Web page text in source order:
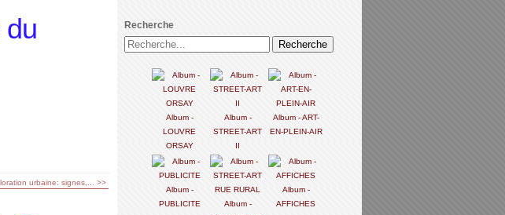
du
urbaine: signes,... >>
Recherche
Album -
LOUVRE
ORSAY
Album -
STREET-ART
II
Album - ART-
EN-PLEIN-AIR
Album -
PUBLICITE
Album -
Album -
AFFICHES